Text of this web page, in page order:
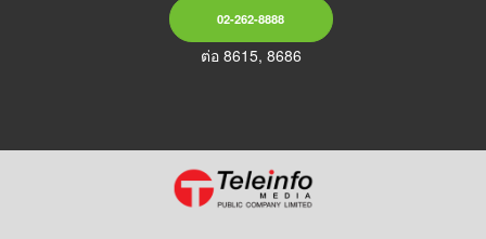
02-262-8888
ต่อ 8615, 8686